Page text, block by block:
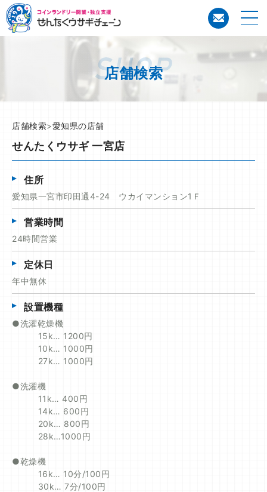
コイン
店舗検索
店舗検索>愛知県の店舗
せんたくウサギ 一宮店
住所
愛知県一宮市印田通4-24 ウカイマンション1Ｆ
営業時間
24時間営業
定休日
年中無休
設置機種
●洗濯乾燥機
15k… 1200円
10k… 1000円
27k… 1000円
●洗濯機
11k… 400円
14k… 600円
20k… 800円
28k…1000円
●乾燥機
16k… 10分/100円
30k… 7分/100円